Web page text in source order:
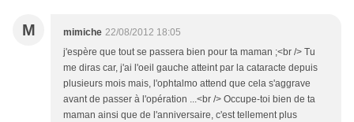
M mimiche 22/08/2012 18:05
j'espère que tout se passera bien pour ta maman ;<br /> Tu
me diras car, j'ai l'oeil gauche atteint par la cataracte depuis
plusieurs mois mais, l'ophtalmo attend que cela s'aggrave
avant de passer à l'opération ...<br /> Occupe-toi bien de ta
maman ainsi que de l'anniversaire, c'est tellement plus